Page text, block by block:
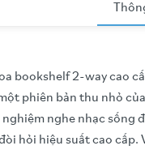
loa bookshelf 2-way
phiên bản thu nhỏ
nghe nhạc sống
hỏi hiệu suất cao cấp.